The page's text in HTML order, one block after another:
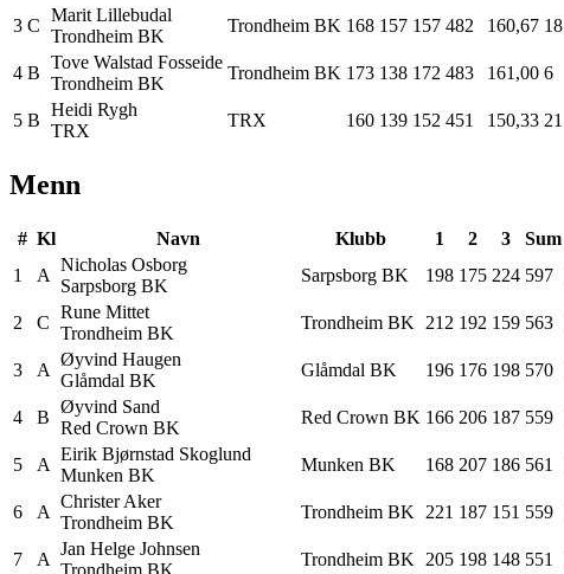
3 C
Marit Lillebudal
Trondheim BK
Trondheim BK 168 157 157 482 160,67 18
4 B
Tove Walstad Fosseide
Trondheim BK
Trondheim BK 173 138 172 483 161,00 6
5 B
Heidi Rygh
TRX
TRX 160 139 152 451 150,33 21
Menn
# Kl Navn Klubb 1 2 3 Sum
1
A
Nicholas Osborg
Sarpsborg BK
Sarpsborg BK 198 175 224 597
2 C
Rune Mittet
Trondheim BK
Trondheim BK 212 192 159 563
3 A
Øyvind Haugen
Glåmdal BK
Glåmdal BK 196 176 198 570
4 B
Øyvind Sand
Red Crown BK
Red Crown BK 166 206 187 559
5 A
Eirik Bjørnstad Skoglund
Munken BK
Munken BK 168 207 186 561
6 A
Christer Aker
Trondheim BK
Trondheim BK 221 187 151 559
7 A
Jan Helge Johnsen
Trondheim BK
Trondheim BK 205 198 148 551